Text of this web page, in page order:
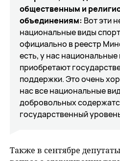
общественным и
объединениям: Вот эти
национальные виды
официально в реестр
есть, у нас
приобретают
поддержки. Это очень
нас все национальные
добровольных
государственный
Также в сентябре